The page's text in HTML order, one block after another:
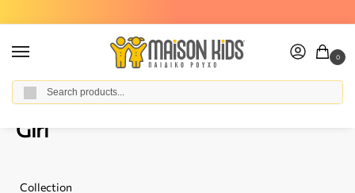
0
Home / Girl
Girl
Collection